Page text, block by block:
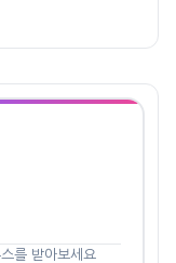
를 받아보세요